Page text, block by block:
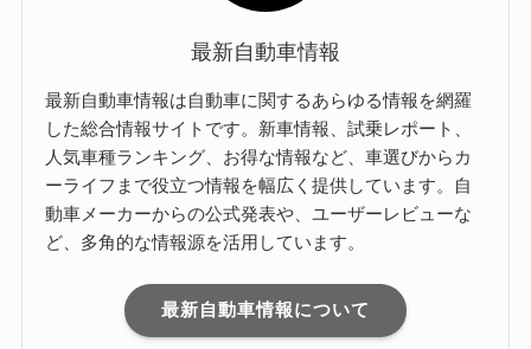
最新自動車情報
最新自動車情報は自動車に関するあらゆる情報を網羅
した総合情報サイトです。新車情報、試乗レポート、
人気車種ランキング、お得な情報など、車選びからカ
ーライフまで役立つ情報を幅広く提供しています。自
動車メーカーからの公式発表や、ユーザーレビューな
ど、多角的な情報源を活用しています。
最新自動車情報について